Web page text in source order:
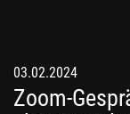
03.02.2024
Zoom-